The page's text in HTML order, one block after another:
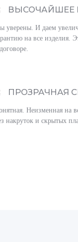
ВЫСОЧАЙШЕЕ
уверены. И даем
на все изделия.
ПРОЗРАЧНАЯ
Неизменная на
накруток и скрытых